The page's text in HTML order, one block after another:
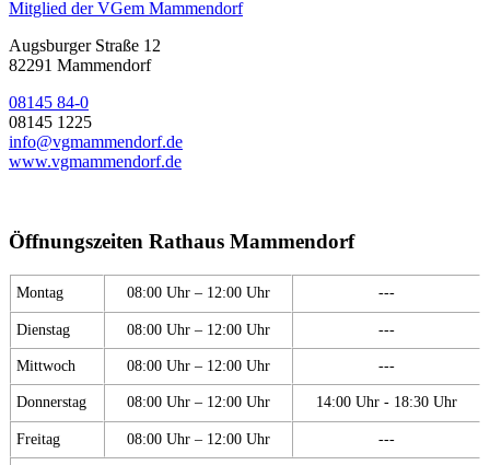
Mitglied der VGem Mammendorf
Augsburger Straße 12
82291 Mammendorf
08145 84-0
08145 1225
info@vgmammendorf.de
www.vgmammendorf.de
Öffnungszeiten Rathaus Mammendorf
Montag 08:00 Uhr – 12:00 Uhr ---
Dienstag 08:00 Uhr – 12:00 Uhr ---
Mittwoch 08:00 Uhr – 12:00 Uhr ---
Donnerstag 08:00 Uhr – 12:00 Uhr 14:00 Uhr - 18:30 Uhr
Freitag 08:00 Uhr – 12:00 Uhr ---